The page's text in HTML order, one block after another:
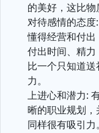
的美好，这比物
对待感情的态
懂得经营和付
付出时间、精
比一个只知道
力。
上进心和潜力:
晰的职业规划
同样很有吸引力。